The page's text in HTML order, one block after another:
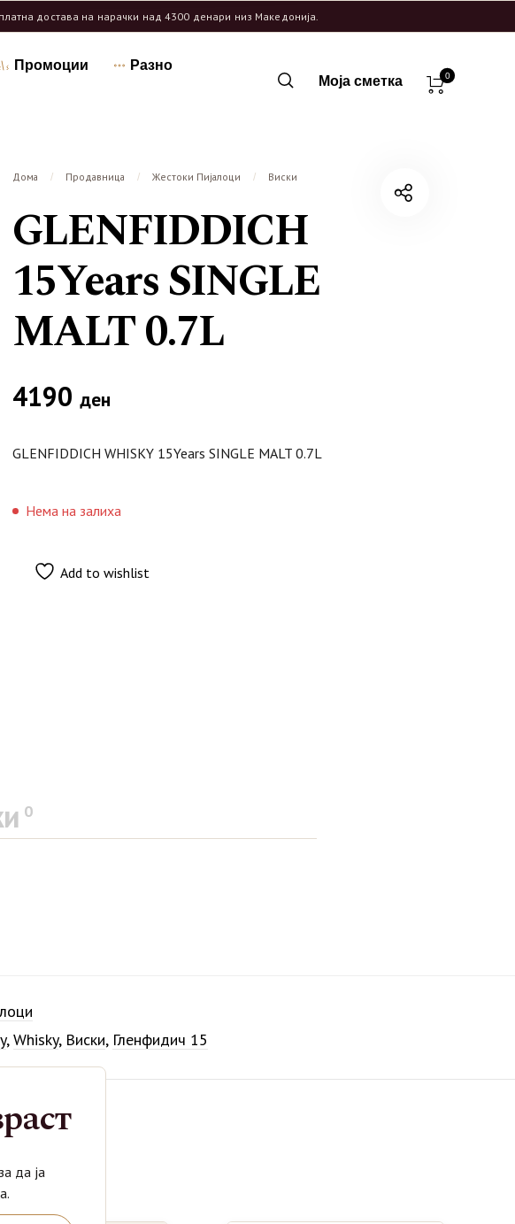
достава на нарачки над 4300 денари низ Македонија.
Промоции Разно
Моја сметка 0
Дома / Продавница / Жестоки Пијалоци / Виски
GLENFIDDICH
15Years SINGLE
MALT 0.7L
4190 ден
GLENFIDDICH WHISKY 15Years SINGLE MALT 0.7L
Нема на залиха
Add to wishlist
0
,Whisky, Виски, Гленфидич 15
да ја